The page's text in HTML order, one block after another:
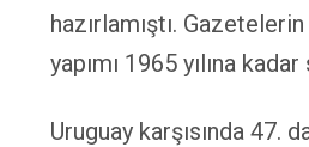
hazırlamıştı.
yapımı 1965 yılına
Uruguay karşısında 47.